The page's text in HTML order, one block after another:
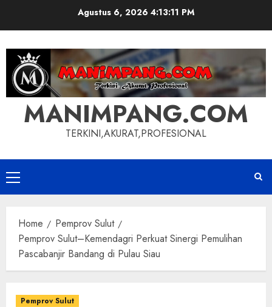
Agustus 6, 2026 4:13:11 PM
MANIMPANG.COM
TERKINI,AKURAT,PROFESIONAL
Primary
Menu
Home
Pemprov Sulut
Pemprov Sulut–Kemendagri Perkuat Sinergi Pemulihan
Pascabanjir Bandang di Pulau Siau
Pemprov Sulut